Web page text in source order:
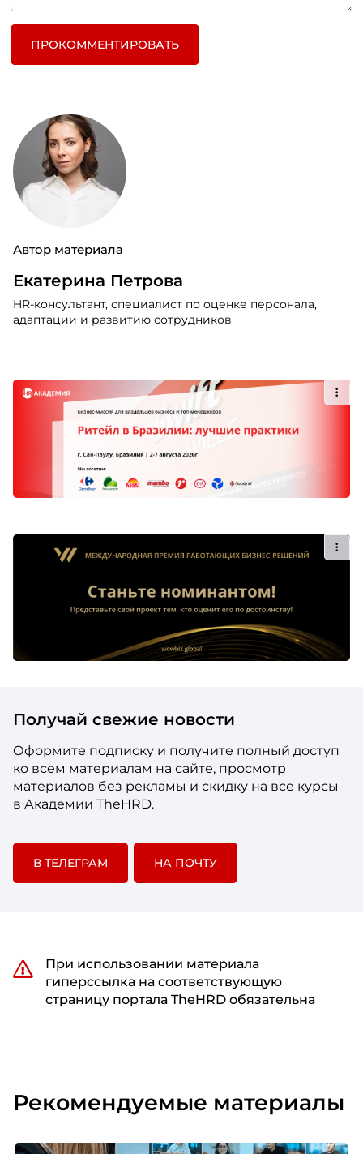
Автор материала
Екатерина Петрова
HR-консультант, специалист по оценке персонала,
адаптации и развитию сотрудников
ПРОКОММЕНТИРОВАТЬ
Получай свежие новости
Оформите подписку и получите полный доступ
ко всем материалам на сайте, просмотр
материалов без рекламы и скидку на все курсы
в Академии TheHRD.
В ТЕЛЕГРАМ НА ПОЧТУ
При использовании материала
гиперссылка на соответствующую
страницу портала TheHRD обязательна
Рекомендуемые материалы